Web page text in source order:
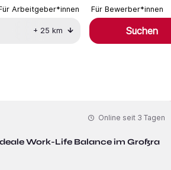
Arbeitgeber*innen Für Bewerber*innen
+ 25 km Suchen
Work-Life Balance im Großraum
Online seit 3 Tagen